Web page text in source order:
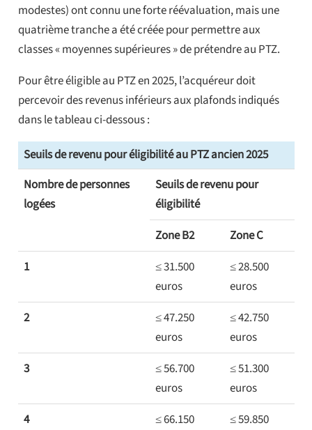
modestes) ont connu une forte réévaluation, mais une
quatrième tranche a été créée pour permettre aux
classes « moyennes supérieures » de prétendre au PTZ.
Pour être éligible au PTZ en 2025, l’acquéreur doit
percevoir des revenus inférieurs aux plafonds indiqués
dans le tableau ci-dessous :
Seuils de revenu pour éligibilité au PTZ ancien 2025
Nombre de personnes
logées
Seuils de revenu pour
éligibilité
Zone B2
Zone C
1
≤ 31.500
euros
≤ 28.500
euros
2
≤ 47.250
euros
≤ 42.750
euros
3
≤ 56.700
euros
≤ 51.300
euros
4
≤ 66.150
≤ 59.850